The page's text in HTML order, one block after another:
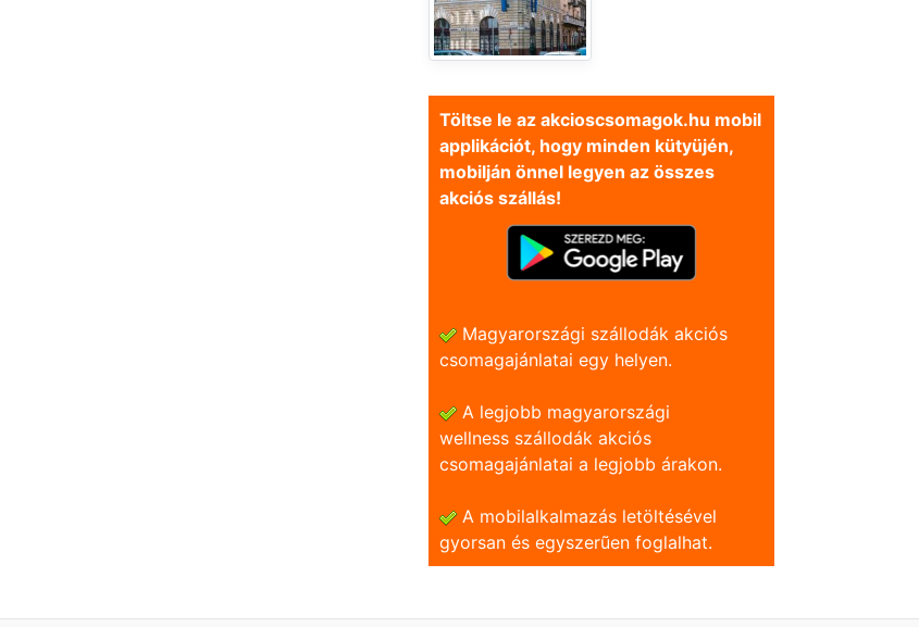
Töltse le az akcioscsomagok.hu mobil
applikációt, hogy minden kütyüjén,
mobilján önnel legyen az összes
akciós szállás!
Magyarországi szállodák akciós
csomagajánlatai egy helyen.
A legjobb magyarországi
wellness szállodák akciós
csomagajánlatai a legjobb árakon.
A mobilalkalmazás letöltésével
gyorsan és egyszerũen foglalhat.